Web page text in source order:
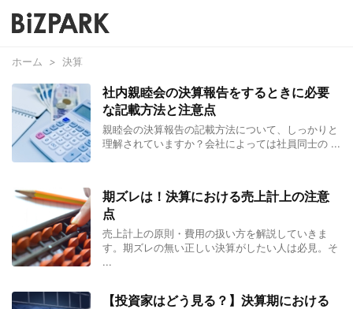
ホーム > 決算
社内親睦会の決算報告をするときに必要
な記載方法と注意点
親睦会の決算報告の記載方法について、しっかりと
理解されていますか？会社によっては社員同士の ...
期ズレは！決算における売上計上の注意
点
売上計上の原則・費用の扱い方を解説していきま
す。期ズレの無い正しい決算がしたい人は必見。そ
...
【投資家はどう見る？】決算期における